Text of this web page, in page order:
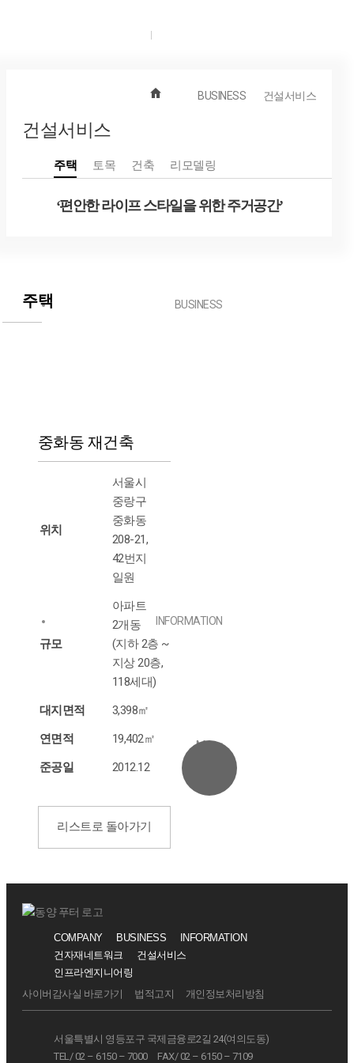
BUSINESS
INFORMATION
Menu
BUSINESS 건설서비스
건설서비스
주택 토목 건축 리모델링
‘편안한 라이프 스타일을 위한 주거공간’
주택
중화동 재건축
위치
서울시
중랑구
중화동
208-21,
42번지
일원
규모
아파트
2개동
(지하 2층 ~
지상 20층,
118세대)
대지면적
3,398㎡
연면적
19,402㎡
준공일
2012.12
리스트로 돌아가기
COMPANY BUSINESS
INFORMATION
건자재네트워크
건설서비스
인프라엔지니어링
사이버감사실 바로가기
법적고지 개인정보처리방침
서울특별시 영등포구 국제금융로2길 24(여의도동)
TEL/ 02 – 6150 – 7000
FAX/ 02 – 6150 – 7109